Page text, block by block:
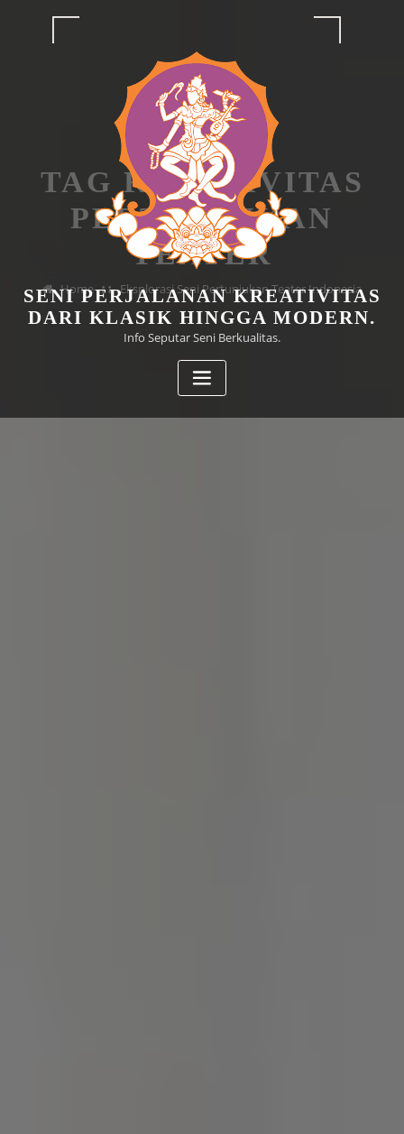
SENI PERJALANAN KREATIVITAS
DARI KLASIK HINGGA MODERN.
Info Seputar Seni Berkualitas.
TAG KREATIVITAS
PERTUNJUKAN
TEATER
Home Eksplorasi Seni Pertunjukan Teater Indonesia